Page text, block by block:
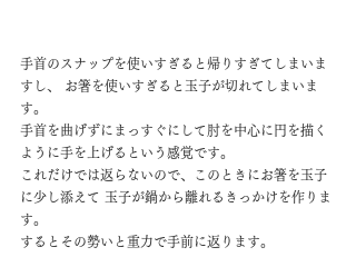
手首のスナップを使いすぎると帰りすぎてしまいま
すし、 お箸を使いすぎると玉子が切れてしまいま
す。
手首を曲げずにまっすぐにして肘を中心に円を描く
ように手を上げるという感覚です。
これだけでは返らないので、このときにお箸を玉子
に少し添えて 玉子が鍋から離れるきっかけを作りま
す。
するとその勢いと重力で手前に返ります。